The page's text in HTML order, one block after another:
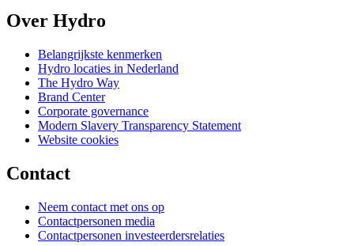
Over Hydro
Belangrijkste kenmerken
Hydro locaties in Nederland
The Hydro Way
Brand Center
Corporate governance
Modern Slavery Transparency Statement
Website cookies
Contact
Neem contact met ons op
Contactpersonen media
Contactpersonen investeerdersrelaties